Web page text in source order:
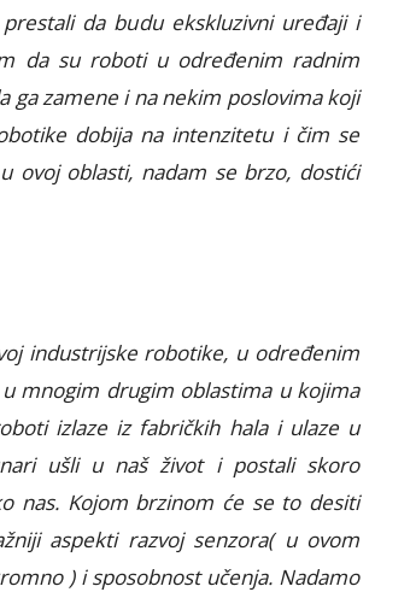
da budu ekskluzivni uređaji i
da su roboti u određenim radnim
ga zamene i na nekim poslovima koji
dobija na intenzitetu i čim se
ovoj oblasti, nadam se brzo, dostići
industrijske robotike, u određenim
mnogim drugim oblastima u kojima
izlaze iz fabričkih hala i ulaze u
ušli u naš život i postali skoro
nas. Kojom brzinom će se to desiti
aspekti razvoj senzora( u ovom
) i sposobnost učenja. Nadamo